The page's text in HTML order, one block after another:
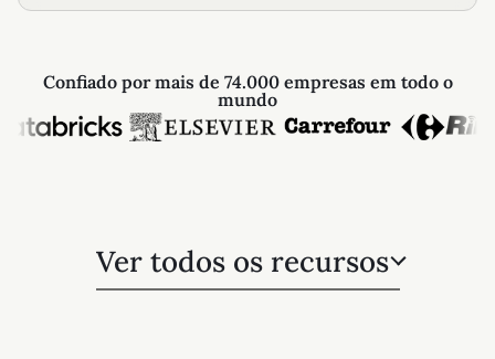
Confiado por mais de 74.000 empresas em todo o
mundo
Ver todos os recursos